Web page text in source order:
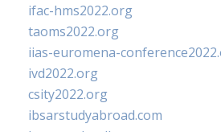
ifac-hms2022.org
taoms2022.org
iias-euromena-
ivd2022.org
csity2022.org
ibsarstudyabroad.com